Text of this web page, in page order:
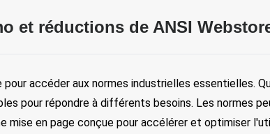
et réductions de ANSI
pour accéder aux normes industrielles essentielles.
pour répondre à différents besoins. Les normes
mise en page conçue pour accélérer et optimiser